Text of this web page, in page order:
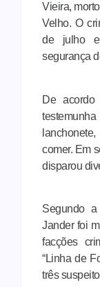
Vieira,
Velho. O
de julho
segurança
De
comer. Em
disparou
Segundo
Jander foi
facções
“Linha de
três